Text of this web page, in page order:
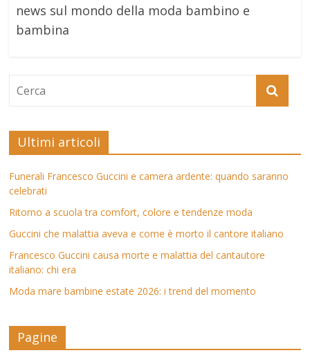
news sul mondo della moda bambino e
bambina
Ultimi articoli
Funerali Francesco Guccini e camera ardente: quando saranno
celebrati
Ritorno a scuola tra comfort, colore e tendenze moda
Guccini che malattia aveva e come è morto il cantore italiano
Francesco Guccini causa morte e malattia del cantautore
italiano: chi era
Moda mare bambine estate 2026: i trend del momento
Pagine